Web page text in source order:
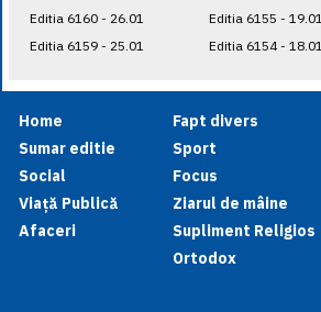
Editia 6160 - 26.01
Editia 6159 - 25.01
Editia 6155 - 19.01
Editia 6154 - 18.01
Home
Sumar editie
Social
Viață Publică
Afaceri
Fapt divers
Sport
Focus
Ziarul de mâine
Supliment Religios
Ortodox